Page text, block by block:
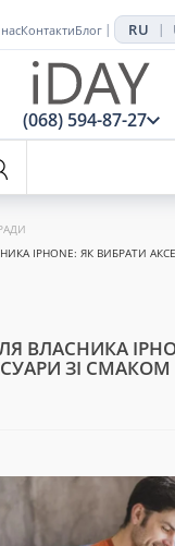
КонтактиБлог | RU |
(068) 594-87-27
IPHONE: ЯК ВИБРАТИ
ВЛАСНИКА
ЗІ СМАКОМ